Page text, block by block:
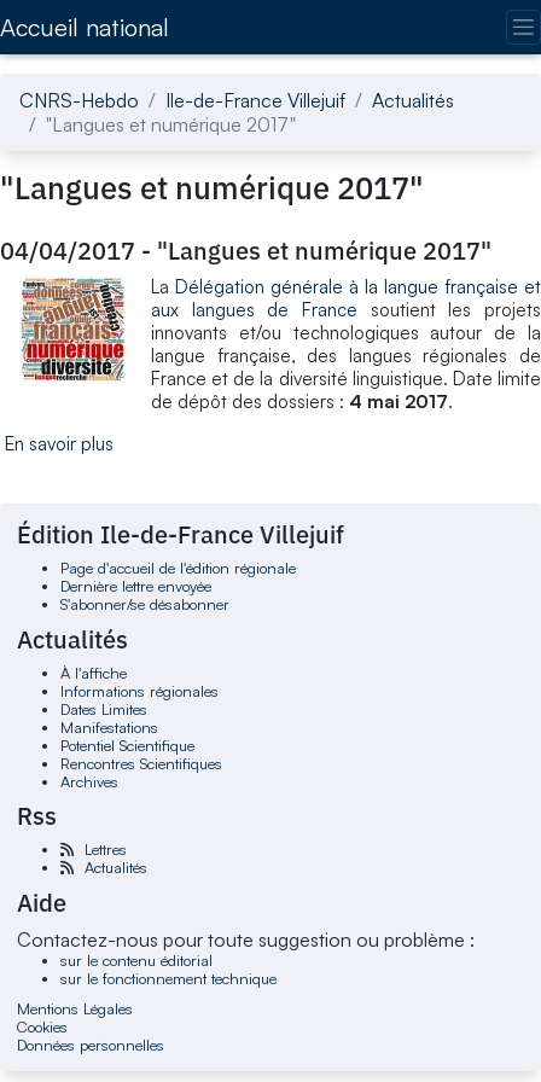
Accueil national
CNRS-Hebdo Ile-de-France Villejuif
Actualités
"Langues et numérique 2017"
"Langues et numérique 2017"
04/04/2017 - "Langues et numérique 2017"
La Délégation générale à la langue française et
aux langues de France soutient les projets
innovants et/ou technologiques autour de la
langue française, des langues régionales de
France et de la diversité linguistique. Date limite
de dépôt des dossiers : 4 mai 2017.
En savoir plus
Édition Ile-de-France Villejuif
Page d'accueil de l'édition régionale
Dernière lettre envoyée
S'abonner/se désabonner
Actualités
À l'affiche
Informations régionales
Dates Limites
Manifestations
Potentiel Scientifique
Rencontres Scientifiques
Archives
Rss
Lettres
Actualités
Aide
Contactez-nous pour toute suggestion ou problème :
sur le contenu éditorial
sur le fonctionnement technique
Mentions Légales
Cookies
Données personnelles